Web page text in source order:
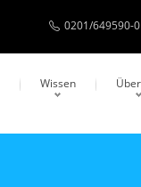
0201/649590-0
Wissen